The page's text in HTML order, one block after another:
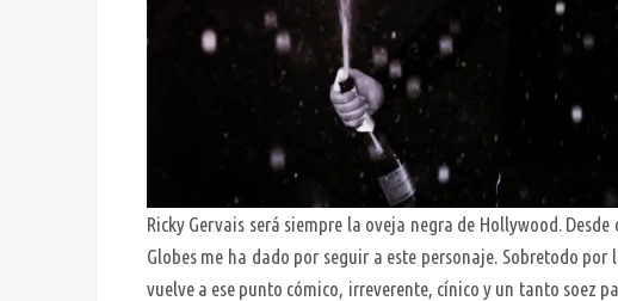
Ricky Gervais será siempre la oveja negra de Hollywood.
Globes me ha dado por seguir a este personaje. Sobretodo
vuelve a ese punto cómico, irreverente, cínico y un tanto soez